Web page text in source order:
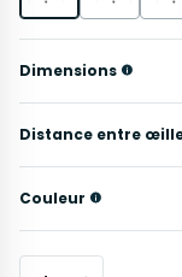
Dimensions
Distance entre
Couleur